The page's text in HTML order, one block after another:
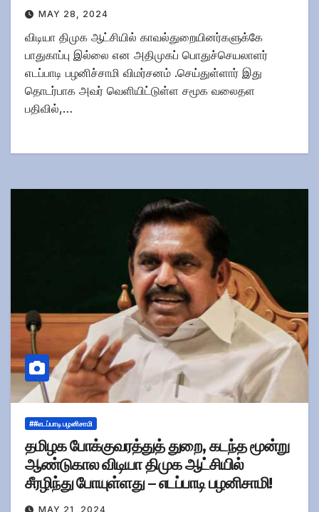
MAY 28, 2024
விடியா திமுக ஆட்சியில் காவல்துறையினர்களுக்கே
பாதுகாப்பு இல்லை என அதிமுகப் பொதுச்செயலாளர்
எடப்பாடி பழனிச்சாமி விமர்சனம் .செய்துள்ளார் இது
தொடர்பாக அவர் வெளியிட்டுள்ள சமூக வலைதள
பதிவில்,…
##எடப்பாடி பழனிசாமி
தமிழக போக்குவரத்துத் துறை, கடந்த மூன்று
ஆண்டுகால விடியா திமுக ஆட்சியில்
சீரழிந்து போயுள்ளது – எடப்பாடி பழனிசாமி!
MAY 21, 2024